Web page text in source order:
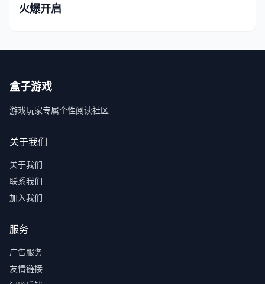
火爆开启
盒子游戏
游戏玩家专属个性阅读社区
关于我们
关于我们
联系我们
加入我们
服务
广告服务
友情链接